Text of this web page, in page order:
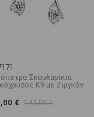
Σκουλαρίκια
Κ9 με Ζιργκόν
€ 142,00 €